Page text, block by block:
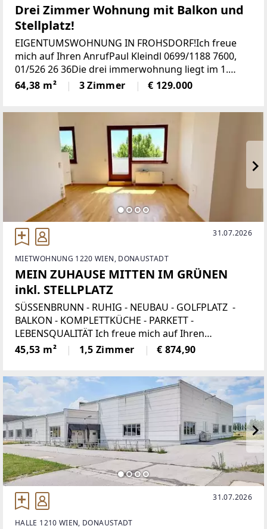
Drei Zimmer Wohnung mit Balkon und
Stellplatz!
EIGENTUMSWOHNUNG IN FROHSDORF!Ich freue
mich auf Ihren AnrufPaul Kleindl 0699/1188 7600,
01/526 26 36Die drei immerwohnung liegt im 1.
Stock) und gliedert sich auf in eine Wohnküche
sowie zwei Schlafzimmer, beide mit Balkon Zugang
64,38 m² 3 Zimmer € 129.000
31.07.2026
MIETWOHNUNG 1220 WIEN, DONAUSTADT
MEIN ZUHAUSE MITTEN IM GRÜNEN
inkl. STELLPLATZ
SÜSSENBRUNN - RUHIG - NEUBAU - GOLFPLATZ -
BALKON - KOMPLETTKÜCHE - PARKETT -
LEBENSQUALITÄT Ich freue mich auf Ihren
Anruf!Paul Kleindl 0699/11 88 7600 oder 01/526 26
36Weingartenallee: Diese attraktive
45,53 m² 1,5 Zimmer € 874,90
31.07.2026
HALLE 1210 WIEN, DONAUSTADT